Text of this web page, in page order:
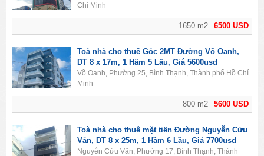
6500 USD
1650 m2
Chí Minh
5600 USD
800 m2
Toà nhà cho thuê Góc 2MT Đường Võ Oanh,
DT 8 x 17m, 1 Hầm 5 Lầu, Giá 5600usd
Võ Oanh, Phường 25, Bình Thạnh, Thành phố Hồ Chí
Minh
Toà nhà cho thuê mặt tiền Đường Nguyễn Cửu
Vân, DT 8 x 25m, 1 Hầm 6 Lầu, Giá 7700usd
Nguyễn Cửu Vân, Phường 17, Bình Thạnh, Thành